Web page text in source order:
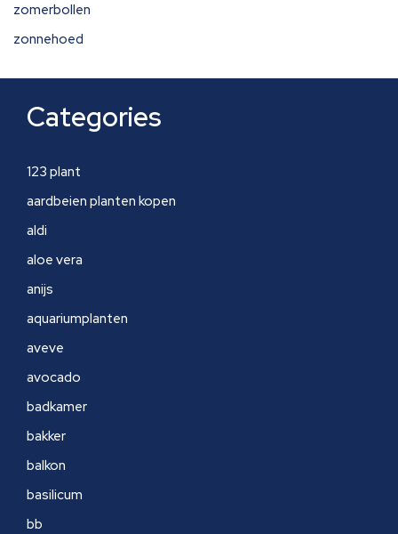
zomerbollen
zonnehoed
Categories
123 plant
aardbeien planten kopen
aldi
aloe vera
anijs
aquariumplanten
aveve
avocado
badkamer
bakker
balkon
basilicum
bb